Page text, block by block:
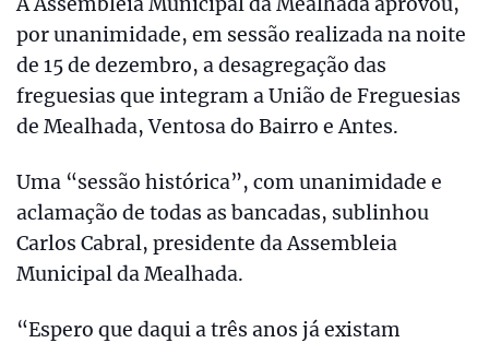
por unanimidade, em sessão realizada na noite
de 15 de dezembro, a desagregação das
freguesias que integram a União de Freguesias
de Mealhada, Ventosa do Bairro e Antes.
Uma “sessão histórica”, com unanimidade e
aclamação de todas as bancadas, sublinhou
Carlos Cabral, presidente da Assembleia
Municipal da Mealhada.
“Espero que daqui a três anos já existam